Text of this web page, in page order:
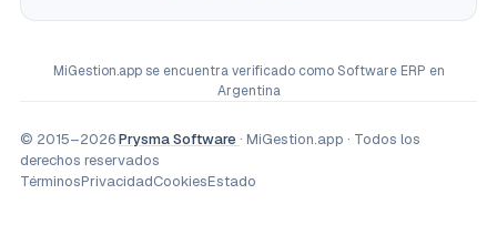
MiGestion.appse encuentra verificado comoSoftware ERP en
Argentina
© 2015–2026Prysma Software · MiGestion.app · Todos los
derechos reservados
TérminosPrivacidadCookiesEstado